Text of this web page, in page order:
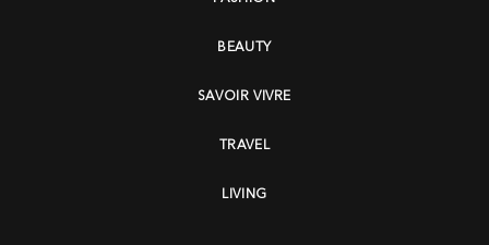
BEAUTY
SAVOIR VIVRE
TRAVEL
LIVING